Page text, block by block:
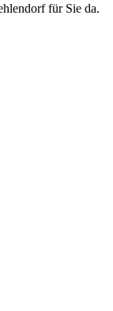
für Sie da.